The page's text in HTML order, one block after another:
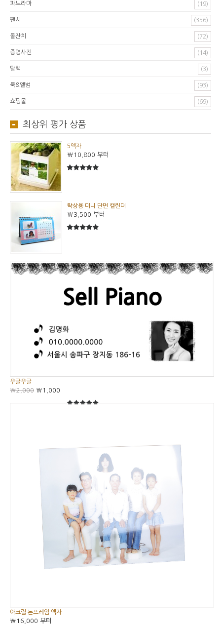
파노라마 (19)
팬시 (356)
돌잔치 (72)
증명사진 (14)
달력 (3)
북&앨범 (93)
쇼핑몰 (69)
최상위 평가 상품
5액자
₩10,800 부터
탁상용 미니 단면 캘린더
₩3,500 부터
우글우글
₩2,000 ₩1,000
아크릴 논프레임 액자
₩16,000 부터